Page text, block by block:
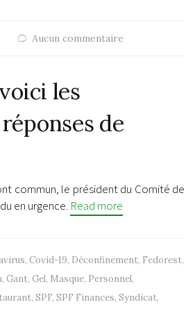
Aucun commentaire
les
de
commun, le président du Comité de
en urgence. Read more
, Covid-19, Déconfinement, Fedorest,
, Gant, Gel, Masque, Personnel,
, SPF, SPF Finances, Syndicat,